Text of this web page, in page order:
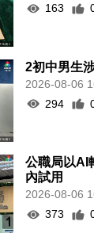
163
2初中男生
2026-08-06
294
公職局以AI
內試用
2026-08-06
373